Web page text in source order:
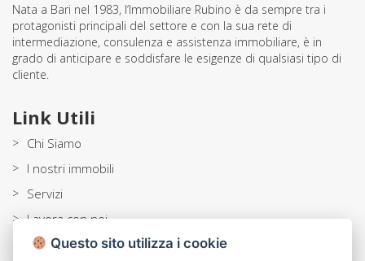
Nata a Bari nel 1983, l’Immobiliare Rubino è da sempre tra i
protagonisti principali del settore e con la sua rete di
intermediazione, consulenza e assistenza immobiliare, è in
grado di anticipare e soddisfare le esigenze di qualsiasi tipo di
cliente.
Link Utili
> Chi Siamo
> I nostri immobili
> Servizi
> Lavora con noi
Blog Questo sito utilizza i cookie